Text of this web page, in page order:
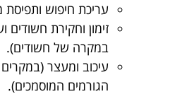
עריכת חיפוש
זימון וחקירת
במקרה של חשודים).
עיכוב ומעצר (במקרים
הגורמים המוסמכים).